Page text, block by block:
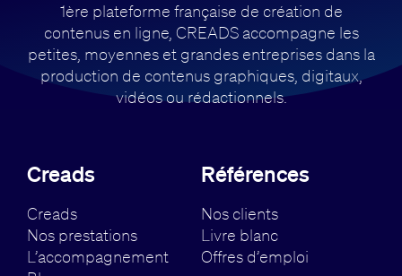
1ère plateforme française de création de
contenus en ligne, CREADS accompagne les
petites, moyennes et grandes entreprises dans la
production de contenus graphiques, digitaux,
vidéos ou rédactionnels.
Creads
Creads
Nos prestations
L’accompagnement
Références
Nos clients
Livre blanc
Offres d’emploi